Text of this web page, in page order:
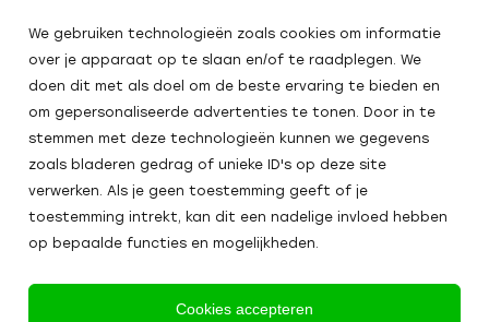
We gebruiken technologieën zoals cookies om informatie
over je apparaat op te slaan en/of te raadplegen. We
doen dit met als doel om de beste ervaring te bieden en
om gepersonaliseerde advertenties te tonen. Door in te
stemmen met deze technologieën kunnen we gegevens
zoals bladeren gedrag of unieke ID's op deze site
verwerken. Als je geen toestemming geeft of je
toestemming intrekt, kan dit een nadelige invloed hebben
op bepaalde functies en mogelijkheden.
Cookies accepteren
Veilig afrekenen: